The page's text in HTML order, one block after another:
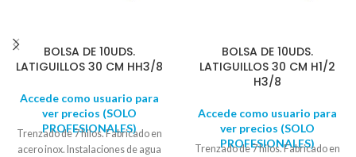
BOLSA DE 10UDS.
LATIGUILLOS 30 CM HH3/8
Accede como usuario para
ver precios (SOLO
PROFESIONALES)
Trenzado de 7 hilos. Fabricado en
acero inox. Instalaciones de agua
BOLSA DE 10UDS.
LATIGUILLOS 30 CM H1/2
H3/8
Accede como usuario para
ver precios (SOLO
PROFESIONALES)
Trenzado de 7 hilos. Fabricado en